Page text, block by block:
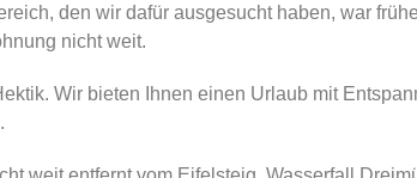
den wir dafür ausgesucht haben, war
nicht weit.
Wir bieten Ihnen einen Urlaub mit